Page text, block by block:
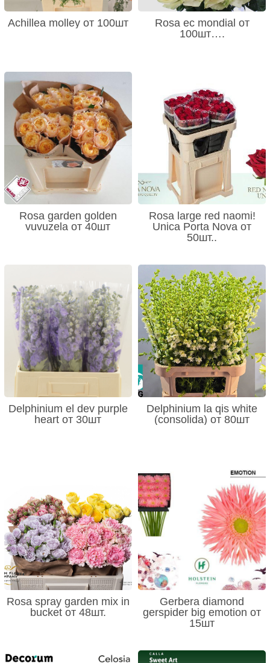
Achillea molley от 100шт
Rosa ec mondial от
100шт….
Rosa garden golden
vuvuzela от 40шт
Rosa large red naomi!
Unica Porta Nova от
50шт..
Delphinium el dev purple
heart от 30шт
Delphinium la qis white
(consolida) от 80шт
Rosa spray garden mix in
bucket от 48шт.
Gerbera diamond
gerspider big emotion от
15шт